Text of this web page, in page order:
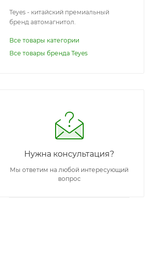
Teyes - китайский премиальный
бренд автомагнитол.
Все товары категории
Все товары бренда Teyes
Нужна консультация?
Мы ответим на любой интересующий
вопрос